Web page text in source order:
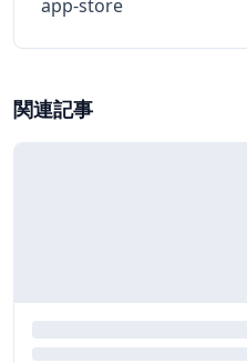
app-store
関連記事